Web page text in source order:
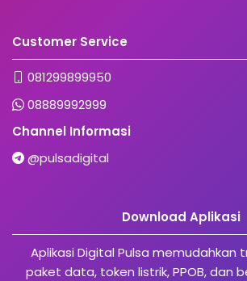
Customer Service
081299899950
08889992999
Channel Informasi
@pulsadigital
Download Aplikasi
Aplikasi Digital Pulsa memudahkan
paket data, token listrik, PPOB, dan